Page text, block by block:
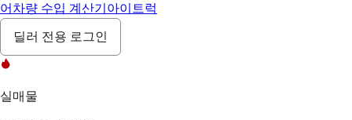
어 차량 수입 계산기 아이트럭
딜러 전용 로그인
실매물